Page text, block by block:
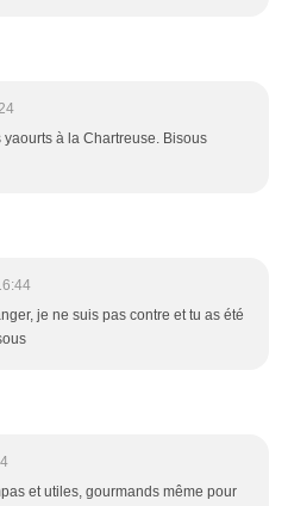
à la Chartreuse. Bisous
je ne suis pas contre et tu as été
et utiles, gourmands même pour